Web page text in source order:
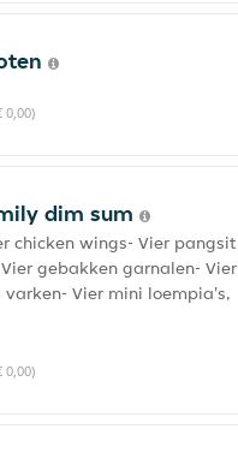
0,00)
dim sum
chicken wings- Vier pangsit
gebakken garnalen- Vier
Vier mini loempia's,
0,00)